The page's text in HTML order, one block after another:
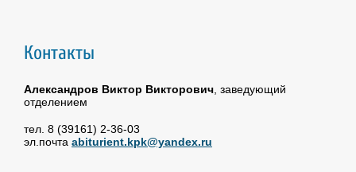
Контакты
Александров Виктор Викторович , заведующий
отделением
тел. 8 (39161) 2-36-03
эл.почта abiturient.kpk@yandex.ru